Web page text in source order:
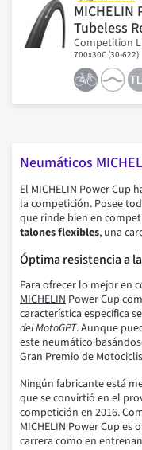
MICHELIN
Tubeless
Competition
700x30C (30-622)
Neumáticos
El MICHELIN Power Cup
la competición. Posee
que rinde bien en
talones flexibles, una
Óptima resistencia a
Para ofrecer lo mejor en
MICHELIN Power Cup
característica específica
del MotoGPT. Aunque
este neumático
Gran Premio de
Ningún fabricante está
que se convirtió en el
competición en 2016.
MICHELIN Power Cup
carrera como en